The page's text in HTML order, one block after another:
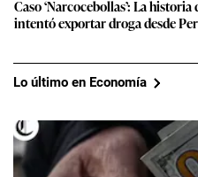
Caso ‘Narcocebollas’: La
intentó exportar droga desde
Lo último en Economía